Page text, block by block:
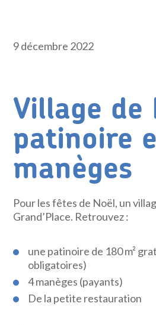
9 décembre 2022
Village de
patinoire
manèges
Pour les fêtes de Noël, un
Grand’Place. Retrouvez :
une patinoire de 180 m²
obligatoires)
4 manèges (payants)
De la petite restauration